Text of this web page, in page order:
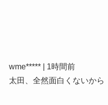
wme***** | 1時間前
太田、全然面白くないから